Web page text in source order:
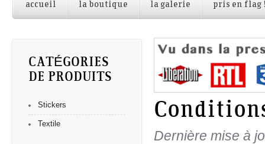
accueil la boutique la galerie pris en flag
CATÉGORIES
DE PRODUITS
Stickers
Textile
Dernière mise à